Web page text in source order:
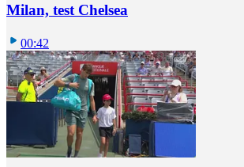
Milan, test Chelsea
00:42